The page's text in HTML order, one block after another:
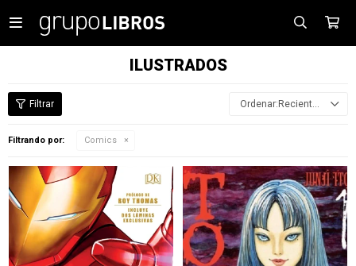

ILUSTRADOS
Recientes
Filtrando por: Comics